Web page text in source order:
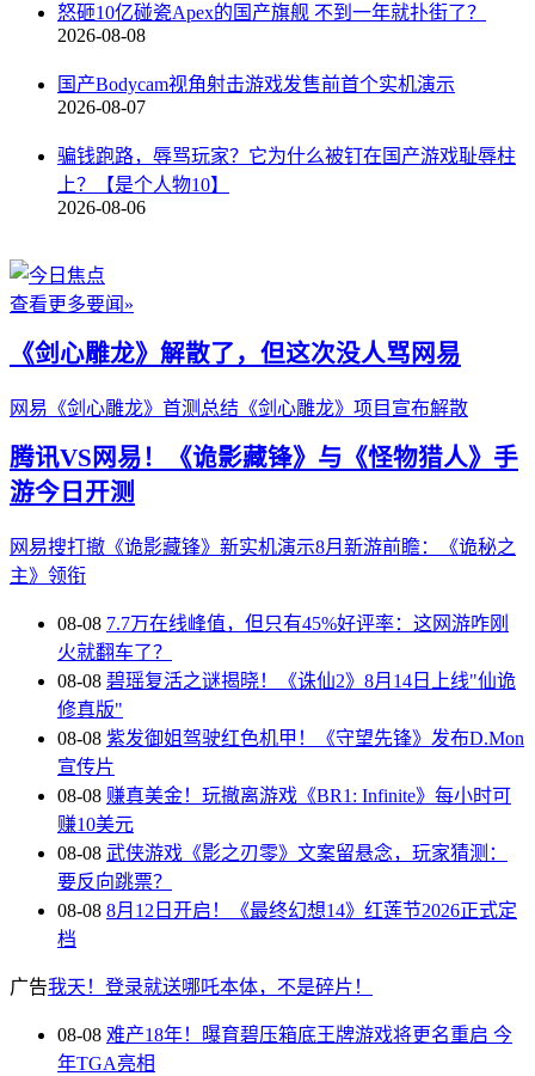
怒砸10亿碰瓷Apex的国产旗舰 不到一年就扑街了？
2026-08-08
国产Bodycam视角射击游戏发售前首个实机演示
2026-08-07
骗钱跑路，辱骂玩家？它为什么被钉在国产游戏耻辱柱
上？【是个人物10】
2026-08-06
查看更多要闻»
《剑心雕龙》解散了，但这次没人骂网易
网易《剑心雕龙》首测总结 《剑心雕龙》项目宣布解散
腾讯VS网易！《诡影藏锋》与《怪物猎人》手
游今日开测
网易搜打撤《诡影藏锋》新实机演示8月新游前瞻：《诡秘之
主》领衔
08-08 7.7万在线峰值，但只有45%好评率：这网游咋刚
火就翻车了？
08-08 碧瑶复活之谜揭晓！《诛仙2》8月14日上线"仙诡
修真版"
08-08 紫发御姐驾驶红色机甲！《守望先锋》发布D.Mon
宣传片
08-08 赚真美金！玩撤离游戏《BR1: Infinite》每小时可
赚10美元
08-08 武侠游戏《影之刃零》文案留悬念，玩家猜测：
要反向跳票？
08-08 8月12日开启！《最终幻想14》红莲节2026正式定
档
广告我天！登录就送哪吒本体，不是碎片！
08-08 难产18年！曝育碧压箱底王牌游戏将更名重启 今
年TGA亮相